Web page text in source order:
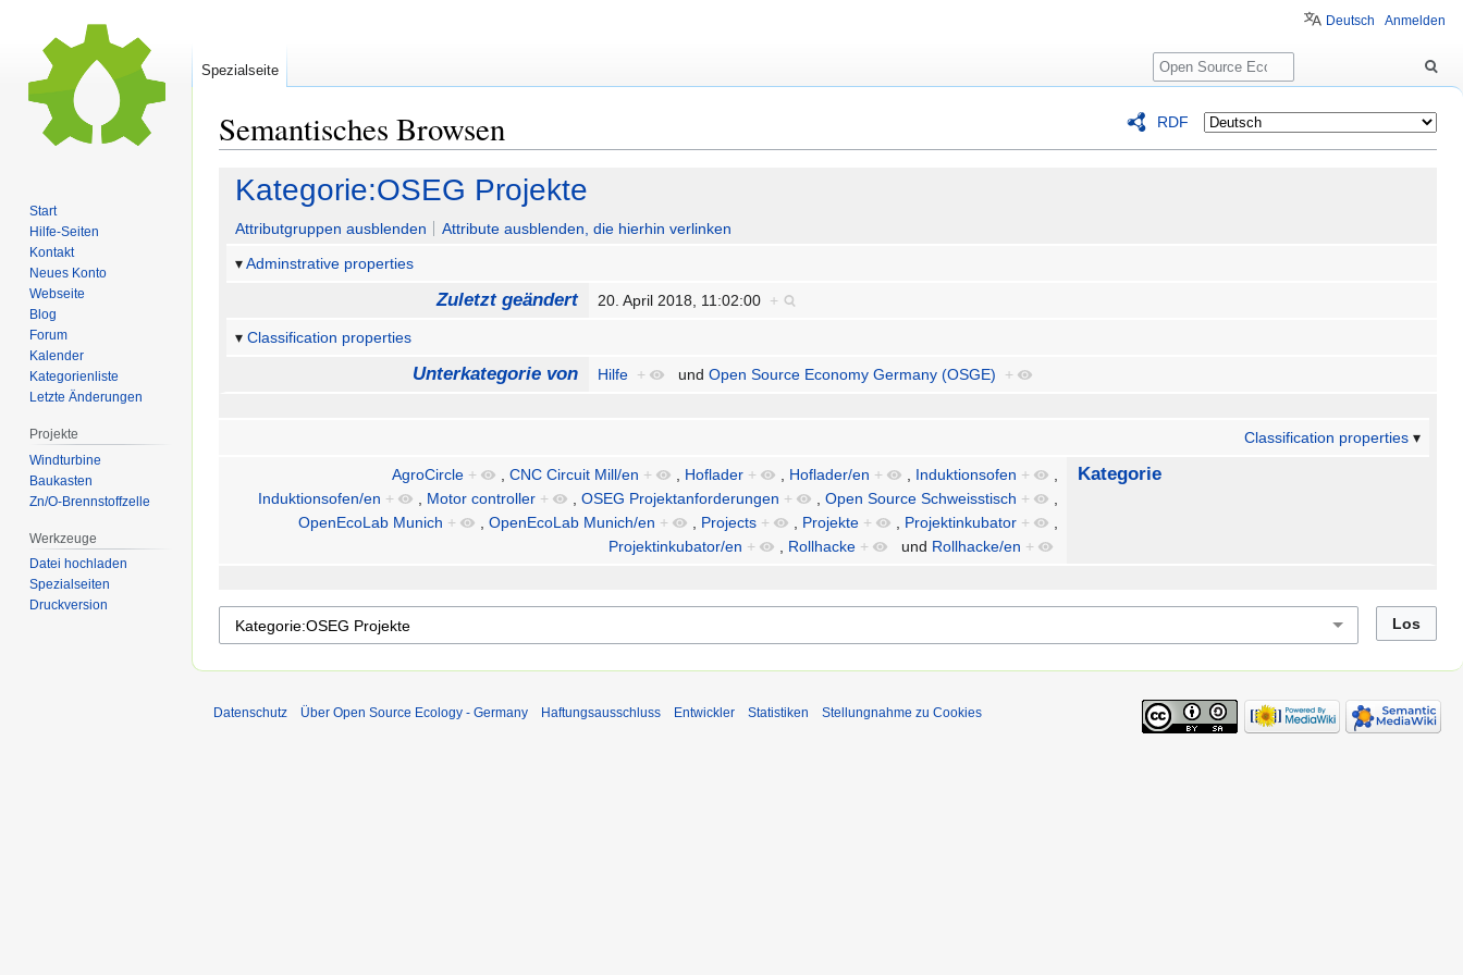
RDF
Semantisches Browsen
Zur
Navigation
springen
Zur
Suche
springen
Kategorie:OSEG Projekte
Attributgruppen ausblenden
Attribute ausblenden, die hierhin verlinken
Adminstrative properties
Zuletzt geändert 20. April 2018, 11:02:00 +
Classification properties
Unterkategorie von Hilfe + undOpen Source Economy Germany (OSGE) +
Classification properties
AgroCircle + , CNC Circuit Mill/en + , Hoflader + , Hoflader/en + , Induktionsofen +
,
Induktionsofen/en + , Motor controller + , OSEG Projektanforderungen + , Open Source Schweisstisch +
,
OpenEcoLab Munich + , OpenEcoLab Munich/en + , Projects + , Projekte + , Projektinkubator +
,
Projektinkubator/en + , Rollhacke + und Rollhacke/en +
Kategorie
Deutsch Anmelden
Spezialseite
Suche
Start
Hilfe-Seiten
Kontakt
Neues Konto
Webseite
Blog
Forum
Kalender
Kategorienliste
Letzte Änderungen
Projekte
Windturbine
Baukasten
Zn/O-Brennstoffzelle
Werkzeuge
Datei hochladen
Spezialseiten
Druckversion
Datenschutz Über Open Source Ecology - Germany Haftungsausschluss Entwickler Statistiken Stellungnahme zu Cookies